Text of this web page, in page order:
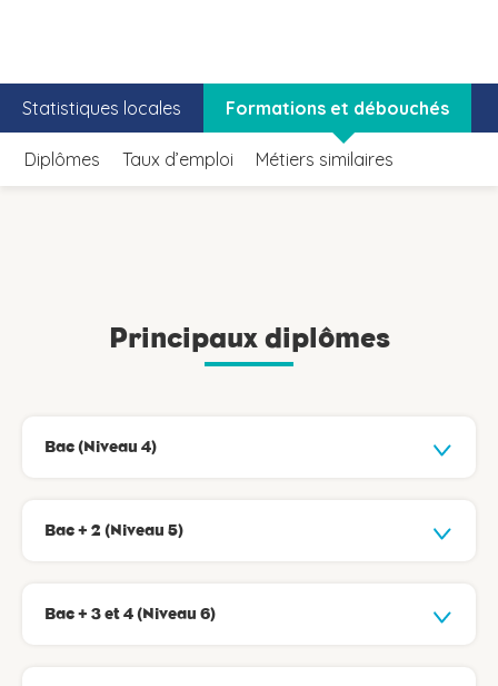
Statistiques locales Formations et débouchés
Diplômes Taux d’emploi Métiers similaires
Principaux diplômes
Bac (Niveau 4)
Bac + 2 (Niveau 5)
Bac + 3 et 4 (Niveau 6)